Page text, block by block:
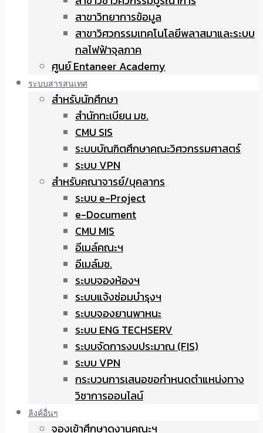
สาขาวิทยาการข้อมูล
สาขาวิศวกรรมเทคโนโลยีพลาสมาและระบบ
กลไฟฟ้าจุลภาค
ศูนย์ Entaneer Academy
ระบบสารสนเทศ
สำหรับนักศึกษา
สำนักทะเบียน มช.
CMU SIS
ระบบบัณฑิตศึกษาคณะวิศวกรรมศาสตร์
ระบบ VPN
สำหรับคณาจารย์/บุคลากร
ระบบ e-Project
e-Document
CMU MIS
อีเมล์คณะฯ
อีเมล์มช.
ระบบจองห้องฯ
ระบบแจ้งซ่อมบำรุงฯ
ระบบจองยานพาหนะ
ระบบ ENG TECHSERV
ระบบจัดการงบประมาณ (FIS)
ระบบ VPN
กระบวนการเสนอขอกำหนดตำแหน่งทาง
วิชาการออนไลน์
ลิงค์อื่นๆ
จองเข้าศึกษาดูงานคณะฯ